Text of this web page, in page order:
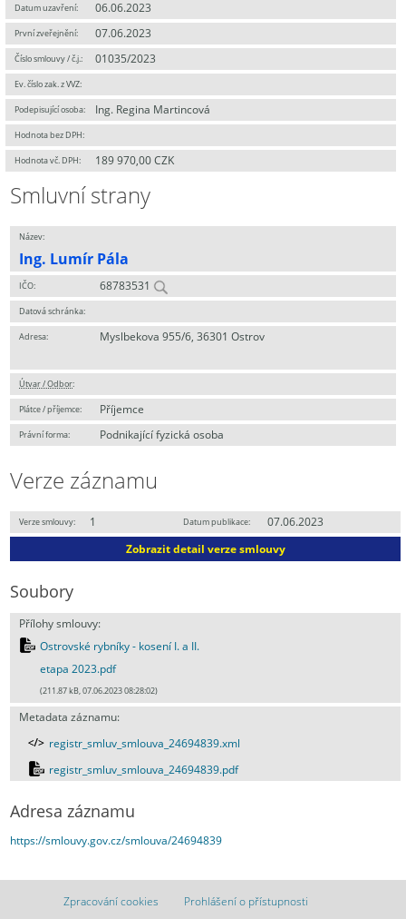
Datum uzavření: 06.06.2023
První zveřejnění: 07.06.2023
Číslo smlouvy / č.j.: 01035/2023
Ev. číslo zak. z VVZ:
Podepisující osoba: Ing. Regina Martincová
Hodnota bez DPH:
Hodnota vč. DPH: 189 970,00 CZK
Smluvní strany
Název:
Ing. Lumír Pála
IČO: 68783531
Datová schránka:
Adresa: Myslbekova 955/6, 36301 Ostrov
Útvar / Odbor:
Plátce / příjemce: Příjemce
Právní forma: Podnikající fyzická osoba
Verze záznamu
Verze smlouvy: 1 Datum publikace:
07.06.2023
Zobrazit detail verze smlouvy
Soubory
Přílohy smlouvy:
Ostrovské rybníky - kosení I. a II.
etapa 2023.pdf
(211.87 kB, 07.06.2023 08:28:02)
Metadata záznamu:
registr_smluv_smlouva_24694839.xml
registr_smluv_smlouva_24694839.pdf
Adresa záznamu
https://smlouvy.gov.cz/smlouva/24694839
Zpracování cookies
Prohlášení o přístupnosti